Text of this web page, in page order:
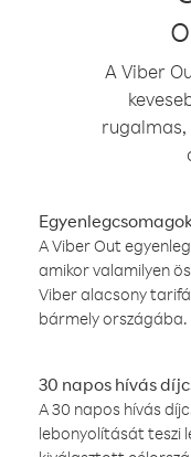
A Viber
rugalmas,
A Viber Out
amikor valamilyen
Viber alacsony
bármely országába.
30 napos hívás
A 30 napos hívás
lebonyolítását teszi